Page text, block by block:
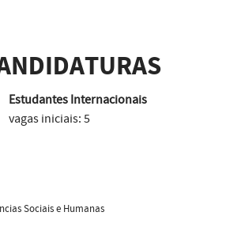
Estudantes Internacionais
vagas iniciais: 5
Sociais e Humanas